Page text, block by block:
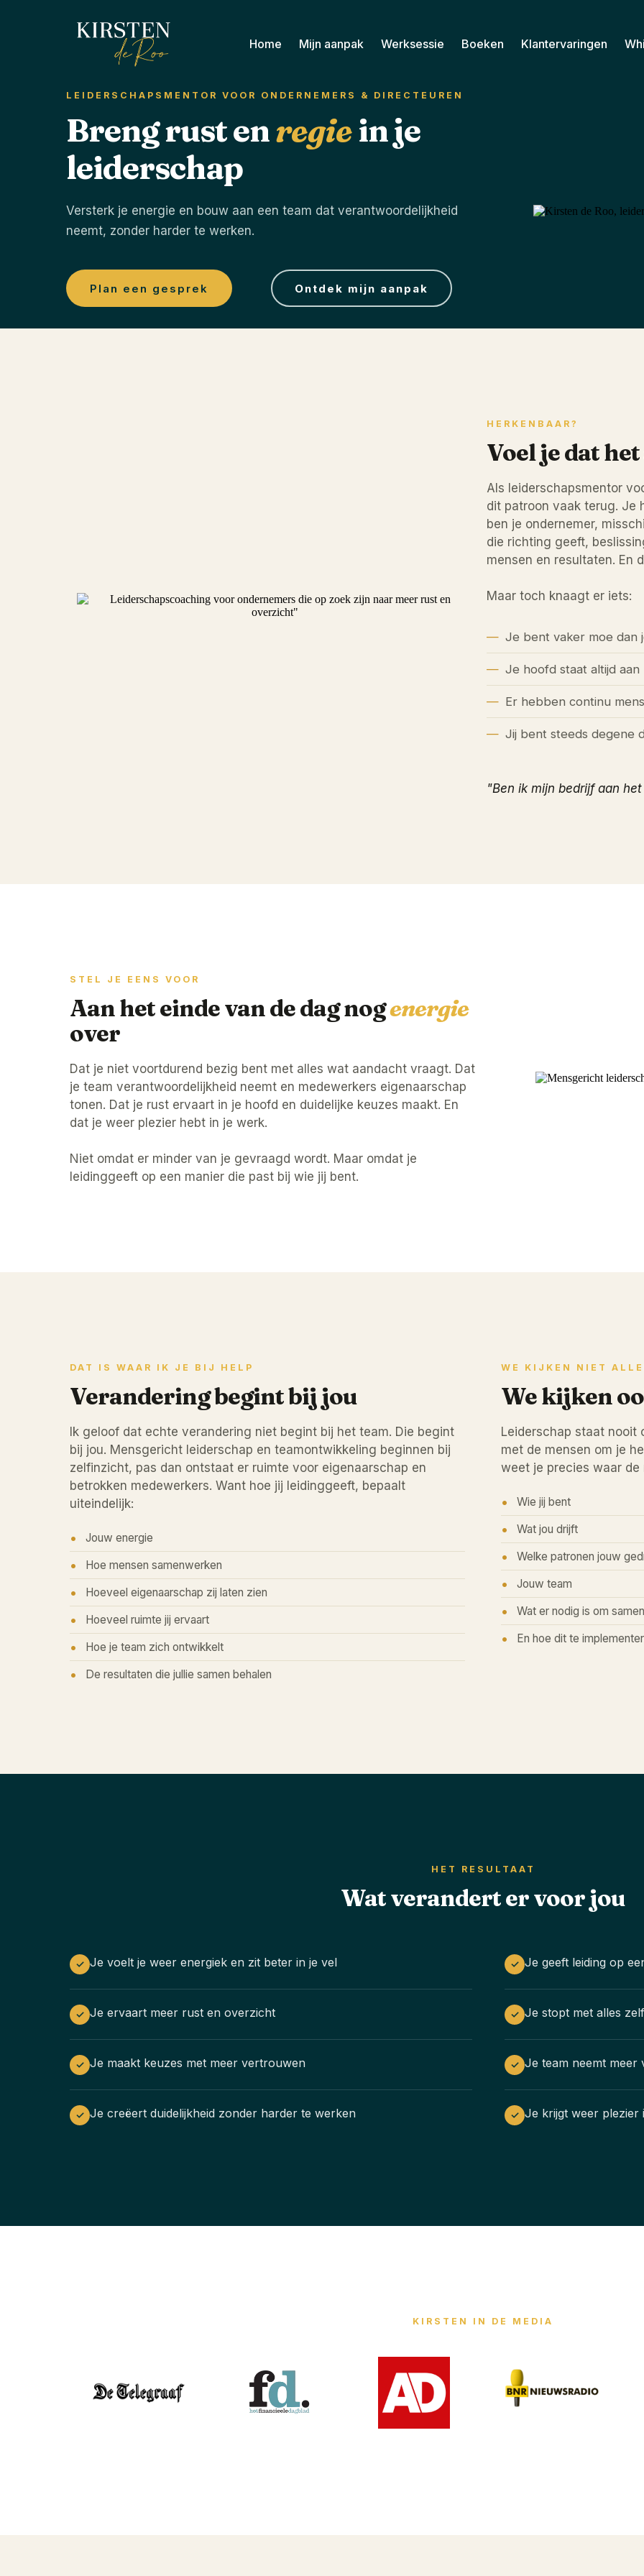
Home Mijn aanpak Werksessie Boeken Klantervaringen
LEIDERSCHAPSMENTOR VOOR ONDERNEMERS & DIRECTEUREN
Breng rust enregiein je
leiderschap
Versterk je energie en bouw aan een team dat verantwoordelijkheid
neemt, zonder harder te werken.
Plan een gesprek Ontdek mijn aanpak
HERKENBAAR?
Voel je dat
Als leiderschapsmentor
dit patroon vaak terug. Je
ben je ondernemer,
die richting geeft,
mensen en resultaten. En
Maar toch knaagt er iets:
Je bent vaker moe dan
Je hoofd staat altijd aan
Er hebben continu
Jij bent steeds degene
"Ben ik mijn bedrijf aan
STEL JE EENS VOOR
Aan het einde van de dag nogenergie
over
Dat je niet voortdurend bezig bent met alles wat aandacht vraagt. Dat
je team verantwoordelijkheid neemt en medewerkers eigenaarschap
tonen. Dat je rust ervaart in je hoofd en duidelijke keuzes maakt. En
dat je weer plezier hebt in je werk.
Niet omdat er minder van je gevraagd wordt. Maar omdat je
leidinggeeft op een manier die past bij wie jij bent.
DAT IS WAAR IK JE BIJ HELP
Verandering begint bij jou
Ik geloof dat echte verandering niet begint bij het team. Die begint
bij jou. Mensgericht leiderschap en teamontwikkeling beginnen bij
zelfinzicht, pas dan ontstaat er ruimte voor eigenaarschap en
betrokken medewerkers. Want hoe jij leidinggeeft, bepaalt
uiteindelijk:
Jouw energie
Hoe mensen samenwerken
Hoeveel eigenaarschap zij laten zien
Hoeveel ruimte jij ervaart
Hoe je team zich ontwikkelt
De resultaten die jullie samen behalen
WE KIJKEN NIET
We kijken
Leiderschap staat nooit
met de mensen om je
weet je precies waar
Wie jij bent
Wat jou drijft
Welke patronen jouw
Jouw team
Wat er nodig is om
En hoe dit te
HET RESULTAAT
Wat verandert er voor jou
✓ Je voelt je weer energiek en zit beter in je vel
✓ Je ervaart meer rust en overzicht
✓ Je maakt keuzes met meer vertrouwen
✓ Je creëert duidelijkheid zonder harder te werken
✓ Je geeft leiding op
✓ Je stopt met alles
✓ Je team neemt meer
✓ Je krijgt weer plezier
KIRSTEN IN DE MEDIA